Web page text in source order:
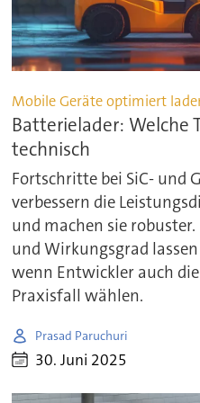
Mobile Geräte optimiert
Batterielader: Welche
technisch
Fortschritte bei SiC- und
verbessern die
und machen sie
und Wirkungsgrad
wenn Entwickler auch
Praxisfall wählen.
Prasad Paruchuri
30. Juni 2025